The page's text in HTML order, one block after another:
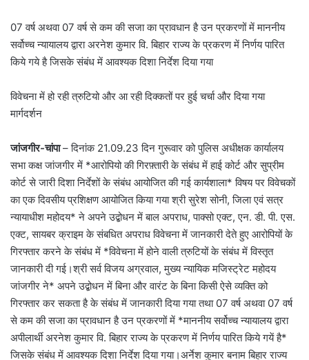
07 वर्ष अथवा 07 वर्ष से कम की सजा का प्रावधान है उन प्रकरणों में माननीय
सर्वोच्च न्यायालय द्वारा अरनेश कुमार वि. बिहार राज्य के प्रकरण में निर्णय पारित
किये गये है जिसके संबंध में आवश्यक दिशा निर्देश दिया गया
विवेचना में हो रही त्रुटियो और आ रही दिक्कतों पर हुई चर्चा और दिया गया
मार्गदर्शन
जांजगीर-चांपा– दिनांक 21.09.23 दिन गुरूवार को पुलिस अधीक्षक कार्यालय
सभा कक्ष जांजगीर में *आरोपियो की गिरफ़्तारी के संबंध में हाई कोर्ट और सुप्रीम
कोर्ट से जारी दिशा निर्देशों के संबंध आयोजित की गई कार्यशाला* विषय पर विवेचकों
का एक दिवसीय प्रशिक्षण आयोजित किया गया श्री सुरेश सोनी, जिला एवं सत्र
न्यायाधीश महोदय* ने अपने उद्बोधन में बाल अपराध, पाक्सो एक्ट, एन. डी. पी. एस.
एक्ट, सायबर क्राइम के संबधित अपराध विवेचना में जानकारी देते हुए आरोपियों के
गिरफ्तार करने के संबंध में *विवेचना में होने वाली त्रुटियों के संबंध में विस्तृत
जानकारी दी गई।श्री सर्व विजय अग्रवाल, मुख्य न्यायिक मजिस्ट्रेट महोदय
जांजगीर ने* अपने उद्बोधन में बिना और वारंट के बिना किसी ऐसे व्यक्ति को
गिरफ्तार कर सकता है के संबंध में जानकारी दिया गया तथा 07 वर्ष अथवा 07 वर्ष
से कम की सजा का प्रावधान है उन प्रकरणों में *माननीय सर्वोच्च न्यायालय द्वारा
अपीलार्थी अरनेश कुमार वि. बिहार राज्य के प्रकरण में निर्णय पारित किये गयें है*
जिसके संबंध में आवश्यक दिशा निर्देश दिया गया।अर्नेश कुमार बनाम बिहार राज्य